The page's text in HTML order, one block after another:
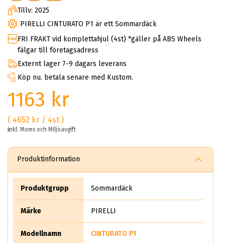
Tillv: 2025
PIRELLI CINTURATO P1 är ett Sommardäck
FRI FRAKT vid komplettahjul (4st) *gäller på ABS Wheels
fälgar till företagsadress
Externt lager 7-9 dagars leverans
Köp nu. betala senare med Kustom.
1163 kr
( 4652 kr / 4st )
inkl. Moms och Miljöavgift
Produktinformation
Produktgrupp Sommardäck
Märke PIRELLI
Modellnamn CINTURATO P1